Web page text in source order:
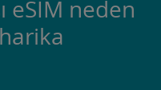
eSIM neden